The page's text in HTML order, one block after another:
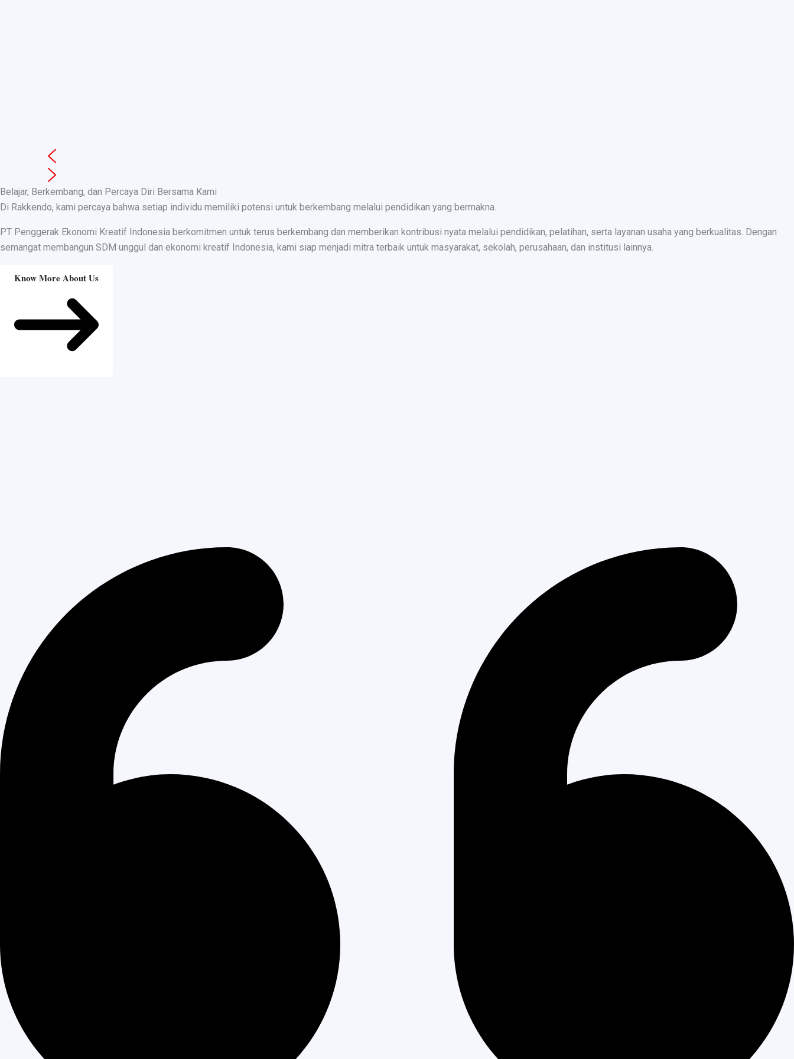
Belajar, Berkembang, dan Percaya Diri Bersama Kami
Di Rakkendo, kami percaya bahwa setiap individu memiliki potensi untuk berkembang melalui pendidikan yang bermakna.
PT Penggerak Ekonomi Kreatif Indonesia berkomitmen untuk terus berkembang dan memberikan kontribusi nyata melalui pendidikan, pelatihan, serta layanan usaha yang berkualitas. Dengan
semangat membangun SDM unggul dan ekonomi kreatif Indonesia, kami siap menjadi mitra terbaik untuk masyarakat, sekolah, perusahaan, dan institusi lainnya.
Know More About Us